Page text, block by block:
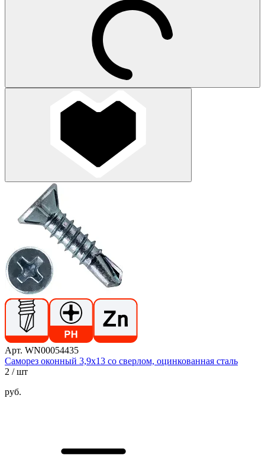
Арт. WN00054435
Саморез оконный 3,9х13 со сверлом, оцинкованная сталь
2 / шт
руб.